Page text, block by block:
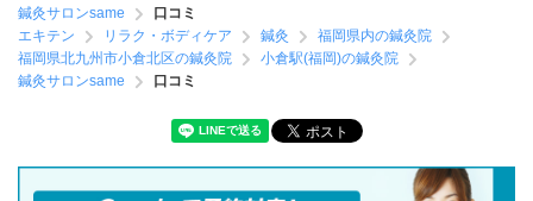
鍼灸サロンsame
口コミ
エキテン
リラク・ボディケア 鍼灸
福岡県内の鍼灸院
福岡県北九州市小倉北区の鍼灸院
小倉駅(福岡)の鍼灸院
鍼灸サロンsame
口コミ